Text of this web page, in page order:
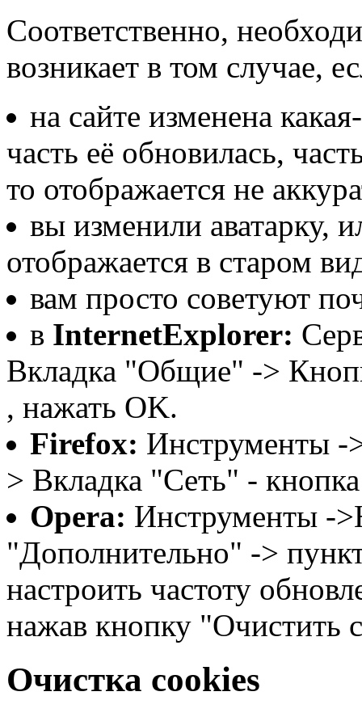
Соответственно,
возникает в том случае,
на сайте изменена
часть её обновилась,
то отображается не
вы изменили аватарку,
отображается в старом
вам просто советуют
в InternetExplorer:
Вкладка "Общие" ->
, нажать OK.
Firefox: Инструменты -
> Вкладка "Сеть" -
Opera: Инструменты -
"Дополнительно" ->
настроить частоту
нажав кнопку "Очистить
Очистка cookies